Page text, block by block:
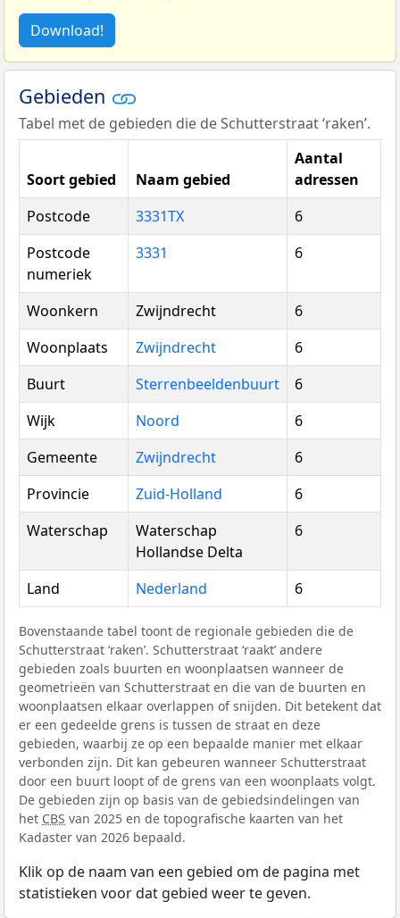
Download!
Gebieden
Tabel met de gebieden die de Schutterstraat ‘raken’.
Soort gebied Naam gebied
Aantal
adressen
Postcode
3331TX
6
Postcode
numeriek
3331 6
Woonkern Zwijndrecht
6
Woonplaats
Zwijndrecht
6
Buurt
Sterrenbeeldenbuurt
6
Wijk
Noord
6
Gemeente
Zwijndrecht
6
Provincie
Zuid-Holland
6
Waterschap
Waterschap
Hollandse Delta
6
Land Nederland 6
Bovenstaande tabel toont de regionale gebieden die de
Schutterstraat ‘raken’. Schutterstraat ‘raakt’ andere
gebieden zoals buurten en woonplaatsen wanneer de
geometrieën van Schutterstraat en die van de buurten en
woonplaatsen elkaar overlappen of snijden. Dit betekent dat
er een gedeelde grens is tussen de straat en deze
gebieden, waarbij ze op een bepaalde manier met elkaar
verbonden zijn. Dit kan gebeuren wanneer Schutterstraat
door een buurt loopt of de grens van een woonplaats volgt.
De gebieden zijn op basis van de gebiedsindelingen van
het CBS van 2025 en de topografische kaarten van het
Kadaster van 2026 bepaald.
Klik op de naam van een gebied om de pagina met
statistieken voor dat gebied weer te geven.